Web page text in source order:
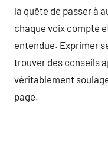
la quête de passer à
chaque voix compte
entendue. Exprimer
trouver des conseils
véritablement
page.